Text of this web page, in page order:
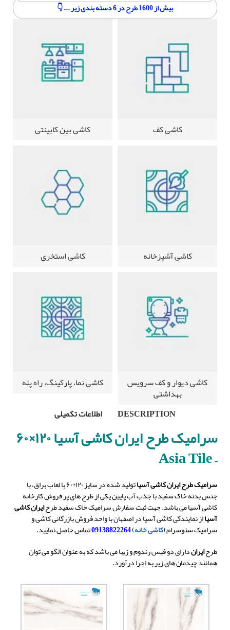
بیش از 1600 طرح در 6 دسته بندی زیر ... 👇
کاشی کف کاشی بین کابینتی
کاشی آشپزخانه کاشی استخری
کاشی دیوار و کف سرویس
بهداشتی
کاشی نما، پارکینگ، راه پله
DESCRIPTION
اطلاعات تکمیلی
سرامیک طرح ایران کاشی آسیا ۱۲۰×۶۰
– Asia Tile
سرامیک طرح ایران کاشی آسیا تولید شده در سایز ۱۲۰*۶۰ با لعاب براق، با
جنس بدنه خاک سفید با جذب آب پایین یکی از طرح های پر فروش کارخانه
کاشی آسیا می باشد. جهت ثبت سفارش سرامیک خاک سفید طرحایران کاشی
آسیااز نمایندگی کاشی آسیا در اصفهان با واحد فروش بازرگانی کاشی و
سرامیک سئوسرام (کاشی خانه)
09138822264تماس حاصل نمایید.
طرحایراندارای دو فیس رندوم و زیبا می باشد که به عنوان الگو می توان
همانند چیدمان های زیر به اجرا درآورد.